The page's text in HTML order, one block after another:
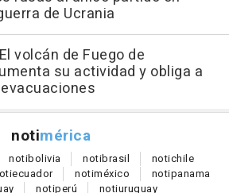
de Ucrania
volcán de Fuego de
su actividad y obliga a
notimérica
notibolivia notibrasil notichile
ecuador notiméxico notipanama
notiperú notiuruguay